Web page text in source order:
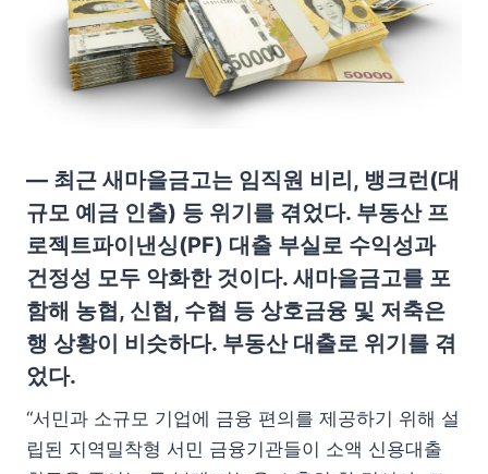
— 최근 새마을금고는 임직원 비리, 뱅크런(대
규모 예금 인출) 등 위기를 겪었다. 부동산 프
로젝트파이낸싱(PF) 대출 부실로 수익성과
건정성 모두 악화한 것이다. 새마을금고를 포
함해 농협, 신협, 수협 등 상호금융 및 저축은
행 상황이 비슷하다. 부동산 대출로 위기를 겪
었다.
“서민과 소규모 기업에 금융 편의를 제공하기 위해 설
립된 지역밀착형 서민 금융기관들이 소액 신용대출